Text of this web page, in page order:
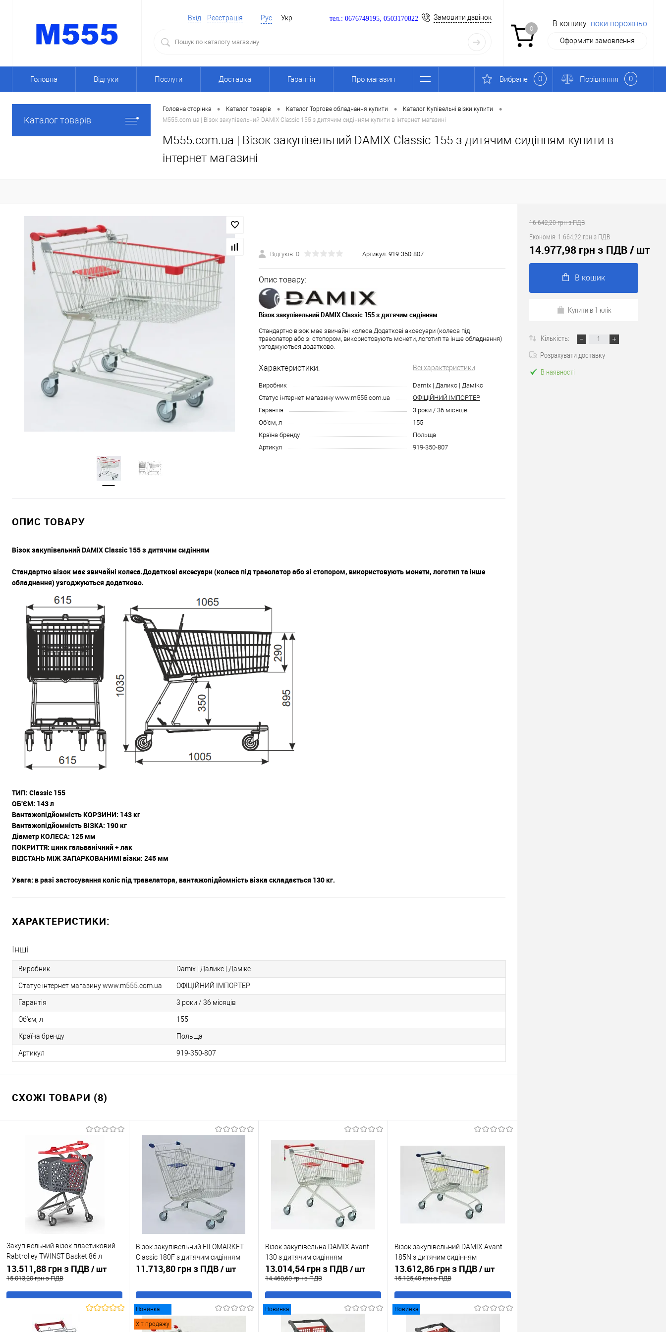
Вхід Реєстрація Рус Укр тел.: 0676749195, 0503170822 Замовити дзвінок
0
В кошику поки порожньо
Оформити замовлення
Головна Відгуки Послуги Доставка Гарантія Про магазин Вибране 0 Порівняння 0
Каталог товарів
Головна сторінка • Каталог товарів • Каталог Торгове обладнання купити • Каталог Купівельні візки купити •
M555.com.ua | Візок закупівельний DAMIX Classic 155 з дитячим сидінням купити в інтернет магазині
M555.com.ua | Візок закупівельний DAMIX Classic 155 з дитячим сидінням купити в
інтернет магазині
Відгуків: 0 Артикул: 919-350-807
Опис товару:
Візок закупівельний DAMIX Classic 155 з дитячим сидінням
Стандартно візок має звичайні колеса.Додаткові аксесуари (колеса під
траеолатор або зі стопором, використовують монети, логотип та інше обладнання)
узгоджуються додатково.
Характеристики: Всі характеристики
Виробник
Damix | Даликс | Дамікс
Статус інтернет магазину www.m555.com.ua
ОФІЦІЙНИЙ ІМПОРТЕР
Гарантія
3 роки / 36 місяців
Об'єм, л
155
Країна бренду
Польща
Артикул
919-350-807
ОПИС ТОВАРУ
Візок закупівельний DAMIX Classic 155 з дитячим сидінням
Стандартно візок має звичайні колеса.Додаткові аксесуари (колеса під траеолатор або зі стопором, використовують монети, логотип та інше
обладнання) узгоджуються додатково.
ТИП: Classic 155
ОБ'ЄМ: 143 л
Вантажопідйомність КОРЗИНИ: 143 кг
Вантажопідйомність ВІЗКА: 190 кг
Діаметр КOЛЕСА: 125 мм
ПОКРИТТЯ: цинк гальванічний + лак
ВІДСТАНЬ МІЖ ЗАПАРКОВАНИМІ візки: 245 мм
Увага: в разі застосування коліс під травелатора, вантажопідйомність візка складається 130 кг.
ХАРАКТЕРИСТИКИ:
Інші
Виробник Damix | Даликс | Дамікс
Статус інтернет магазину www.m555.com.ua ОФІЦІЙНИЙ ІМПОРТЕР
Гарантія 3 роки / 36 місяців
Об'єм, л 155
Країна бренду Польща
Артикул 919-350-807
СХОЖІ ТОВАРИ (8)
Закупівельний візок пластиковий
Rabtrolley TWINST Basket 86 л
Червоний
13.511,88 грн з ПДВ/ шт
15.013,20 грн з ПДВ
Візок закупівельний FILOMARKET
Classic 180F з дитячим сидінням
11.713,80 грн з ПДВ/ шт
Візок закупівельна DAMIX Avant
130 з дитячим сидінням
13.014,54 грн з ПДВ/ шт
14.460,60 грн з ПДВ
Візок закупівельний DAMIX Avant
185N з дитячим сидінням
13.612,86 грн з ПДВ/ шт
15.125,40 грн з ПДВ
Новинка
Хіт продажу
Новинка Новинка
16.642,20 грн з ПДВ
Економія: 1.664,22 грн з ПДВ
14.977,98 грн з ПДВ/ шт
В кошик
Купити в 1 клік
Кількість:
Розрахувати доставку
В наявності